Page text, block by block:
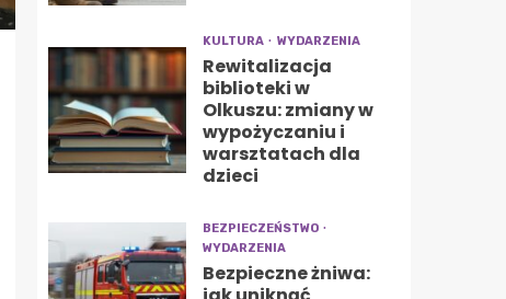
KULTURA WYDARZENIA
Rewitalizacja
biblioteki w
Olkuszu: zmiany w
wypożyczaniu i
warsztatach dla
dzieci
BEZPIECZEŃSTWO
WYDARZENIA
Bezpieczne żniwa: